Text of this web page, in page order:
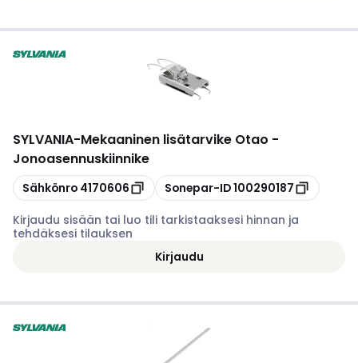
SYLVANIA-Mekaaninen lisätarvike Otao -
Jonoasennuskiinnike
Kopioi
Sähkönro 4170606 Kopioi
Sonepar-ID100290187
Kirjaudu sisään tai luo tili tarkistaaksesi hinnan ja
tehdäksesi tilauksen
Kirjaudu